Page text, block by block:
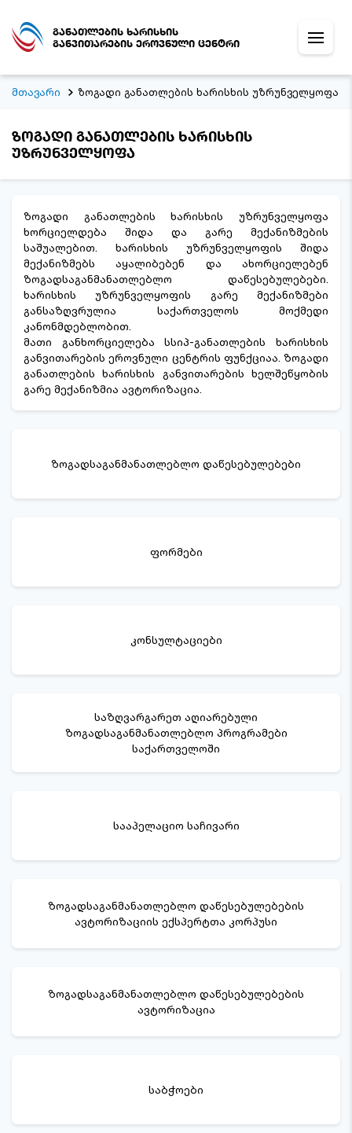
განათლების ხარისხის
განვითარების ეროვნული ცენტრი
მთავარი ზოგადი განათლების ხარისხის უზრუნველყოფა
ზოგადი განათლების ხარისხის
უზრუნველყოფა
ზოგადი განათლების ხარისხის უზრუნველყოფა
ხორციელდება შიდა და გარე მექანიზმების
საშუალებით. ხარისხის უზრუნველყოფის შიდა
მექანიზმებს აყალიბებენ და ახორციელებენ
ზოგადსაგანმანათლებლო დაწესებულებები.
ხარისხის უზრუნველყოფის გარე მექანიზმები
განსაზღვრულია საქართველოს მოქმედი
კანონმდებლობით.
მათი განხორციელება სსიპ-განათლების ხარისხის
განვითარების ეროვნული ცენტრის ფუნქციაა. ზოგადი
განათლების ხარისხის განვითარების ხელშეწყობის
გარე მექანიზმია ავტორიზაცია.
ზოგადსაგანმანათლებლო დაწესებულებები
ფორმები
კონსულტაციები
საზღვარგარეთ აღიარებული
ზოგადსაგანმანათლებლო პროგრამები
საქართველოში
სააპელაციო საჩივარი
ზოგადსაგანმანათლებლო დაწესებულებების
ავტორიზაციის ექსპერტთა კორპუსი
ზოგადსაგანმანათლებლო დაწესებულებების
ავტორიზაცია
საბჭოები